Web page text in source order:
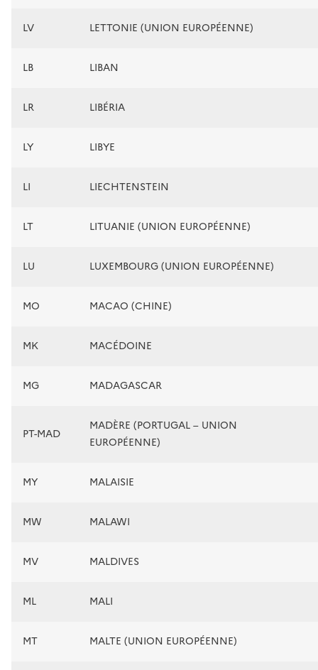
LV LETTONIE (UNION EUROPÉENNE)
LB LIBAN
LR LIBÉRIA
LY LIBYE
LI LIECHTENSTEIN
LT LITUANIE (UNION EUROPÉENNE)
LU LUXEMBOURG (UNION EUROPÉENNE)
MO MACAO (CHINE)
MK MACÉDOINE
MG MADAGASCAR
PT-MAD
MADÈRE (PORTUGAL – UNION
EUROPÉENNE)
MY MALAISIE
MW MALAWI
MV MALDIVES
ML MALI
MT MALTE (UNION EUROPÉENNE)